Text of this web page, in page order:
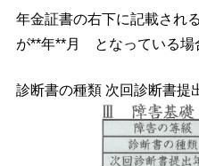
年金証書の右下に記載され
が**年**月 となっている場
診断書の種類 次回診断